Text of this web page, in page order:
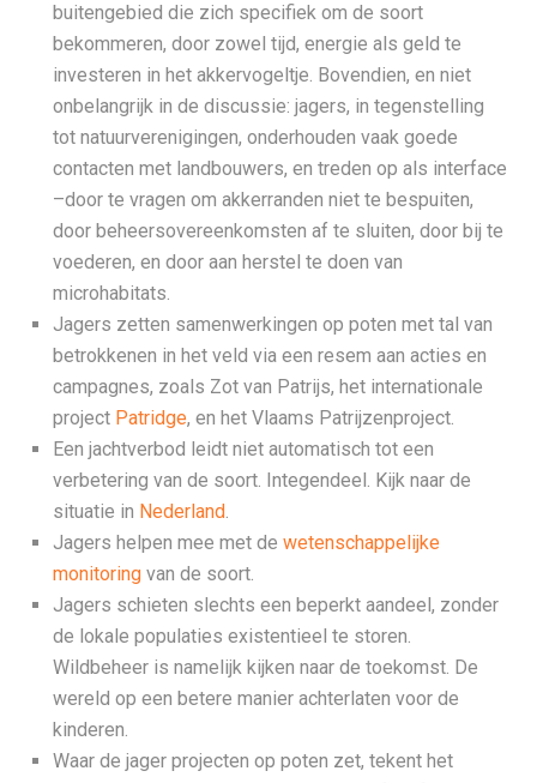
buitengebied die zich specifiek om de soort
bekommeren, door zowel tijd, energie als geld te
investeren in het akkervogeltje. Bovendien, en niet
onbelangrijk in de discussie: jagers, in tegenstelling
tot natuurverenigingen, onderhouden vaak goede
contacten met landbouwers, en treden op als interface
–door te vragen om akkerranden niet te bespuiten,
door beheersovereenkomsten af te sluiten, door bij te
voederen, en door aan herstel te doen van
microhabitats.
Jagers zetten samenwerkingen op poten met tal van
betrokkenen in het veld via een resem aan acties en
campagnes, zoals Zot van Patrijs, het internationale
project Patridge, en het Vlaams Patrijzenproject.
Een jachtverbod leidt niet automatisch tot een
verbetering van de soort. Integendeel. Kijk naar de
situatie in Nederland.
Jagers helpen mee met de wetenschappelijke
monitoringvan de soort.
Jagers schieten slechts een beperkt aandeel, zonder
de lokale populaties existentieel te storen.
Wildbeheer is namelijk kijken naar de toekomst. De
wereld op een betere manier achterlaten voor de
kinderen.
Waar de jager projecten op poten zet, tekent het